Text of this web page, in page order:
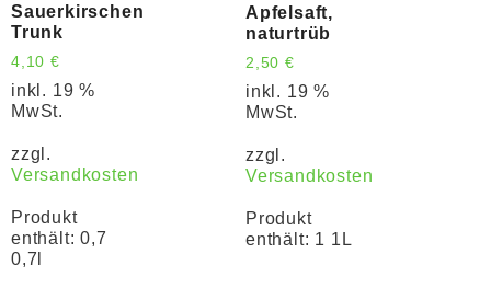
Sauerkirschen
Trunk
4,10 €
inkl. 19 %
MwSt.
zzgl.
Versandkosten
Produkt
enthält: 0,7
0,7l
Apfelsaft,
naturtrüb
2,50 €
inkl. 19 %
MwSt.
zzgl.
Versandkosten
Produkt
enthält: 1 1L